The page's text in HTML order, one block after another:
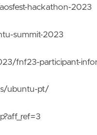
hackathon-2023
summit-2023
fnf23-participant-
ubuntu-pt/